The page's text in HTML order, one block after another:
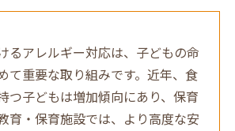
るアレルギー対応は、子どもの命
て重要な取り組みです。近年、食
つ子どもは増加傾向にあり、保育
育・保育施設では、より高度な安